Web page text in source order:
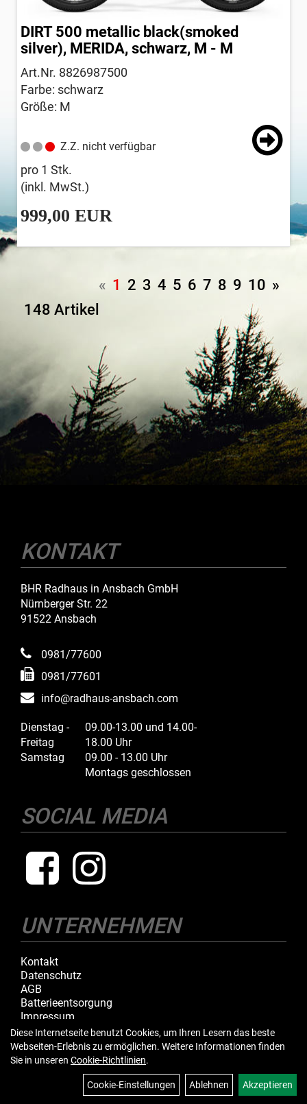
DIRT 500 metallic black(smoked
silver), MERIDA, schwarz, M - M
Art.Nr. 8826987500
Farbe: schwarz
Größe: M
Z.Z. nicht verfügbar
pro 1 Stk.
(inkl. MwSt.)
999,00 EUR
« 1 2 3 4 5 6 7 8 9 10 »
148 Artikel
KONTAKT
BHR Radhaus in Ansbach GmbH
Nürnberger Str. 22
91522 Ansbach
0981/77600
0981/77601
info@radhaus-ansbach.com
Dienstag -
Freitag
09.00-13.00 und 14.00-
18.00 Uhr
Samstag
09.00 - 13.00 Uhr
Montags geschlossen
SOCIAL MEDIA
UNTERNEHMEN
Kontakt
Datenschutz
AGB
Batterieentsorgung
Impressum
IHR EINKAUF
Diese Internetseite benutzt Cookies, um Ihren Lesern das beste
Webseiten-Erlebnis zu ermöglichen. Weitere Informationen finden
Sie in unseren Cookie-Richtlinien.
Cookie-Einstellungen Ablehnen Akzeptieren